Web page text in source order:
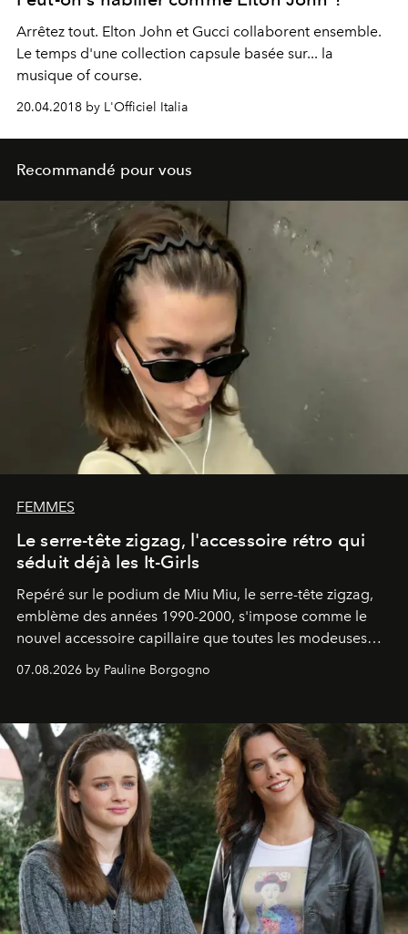
Arrêtez tout. Elton John et Gucci collaborent ensemble.
Le temps d'une collection capsule basée sur... la
musique of course.
20.04.2018 by L'Officiel Italia
Recommandé pour vous
FEMMES
Le serre-tête zigzag, l'accessoire rétro qui
séduit déjà les It-Girls
Repéré sur le podium de Miu Miu, le serre-tête zigzag,
emblème des années 1990-2000, s'impose comme le
nouvel accessoire capillaire que toutes les modeuses
s'arrachent déjà.
07.08.2026 by Pauline Borgogno